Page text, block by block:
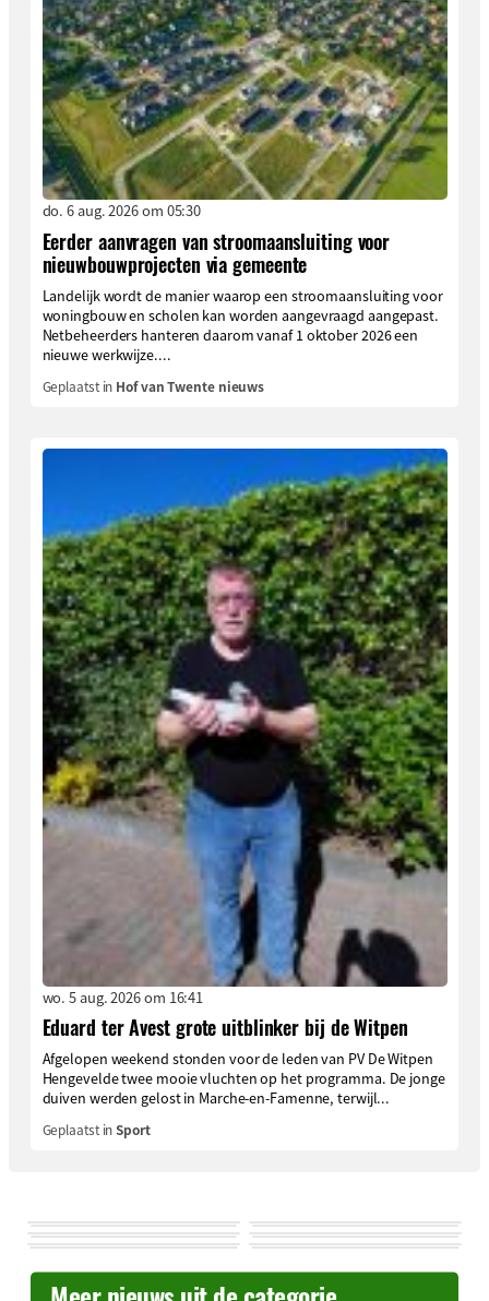
do. 6 aug. 2026 om 05:30
Eerder aanvragen van stroomaansluiting voor
nieuwbouwprojecten via gemeente
Landelijk wordt de manier waarop een stroomaansluiting voor
woningbouw en scholen kan worden aangevraagd aangepast.
Netbeheerders hanteren daarom vanaf 1 oktober 2026 een
nieuwe werkwijze....
Geplaatst in Hof van Twente nieuws
wo. 5 aug. 2026 om 16:41
Eduard ter Avest grote uitblinker bij de Witpen
Afgelopen weekend stonden voor de leden van PV De Witpen
Hengevelde twee mooie vluchten op het programma. De jonge
duiven werden gelost in Marche-en-Famenne, terwijl...
Geplaatst inSport